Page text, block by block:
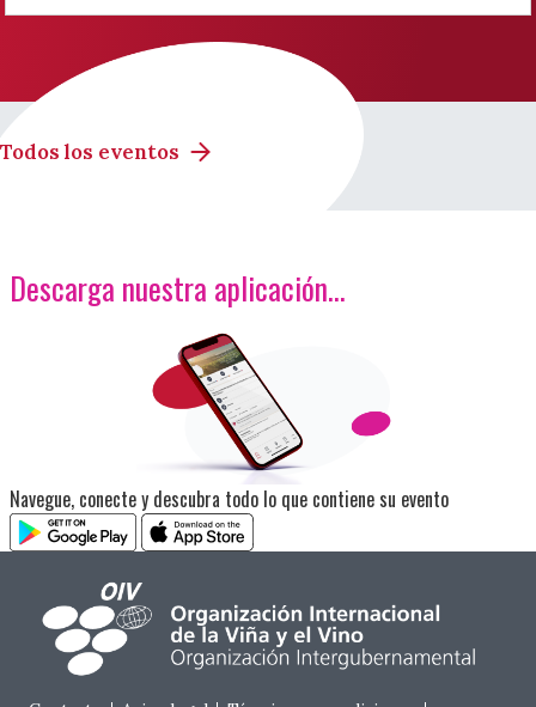
Todos los eventos
Descarga nuestra aplicación…
<p>Imagen</p>
Navegue, conecte y descubra todo lo que contiene su evento